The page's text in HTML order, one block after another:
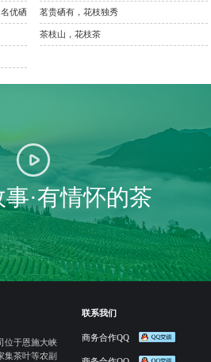
优硒 茗贵硒有，花枝独秀
茶枝山，花枝茶
·有情怀的茶
位于恩施大峡
集茶叶等农副
联系我们
商务合作QQ